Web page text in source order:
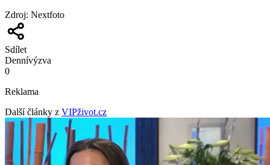
Zdroj: Nextfoto
Sdílet
Dennívýzva
0
Reklama
Další články z VIPživot.cz